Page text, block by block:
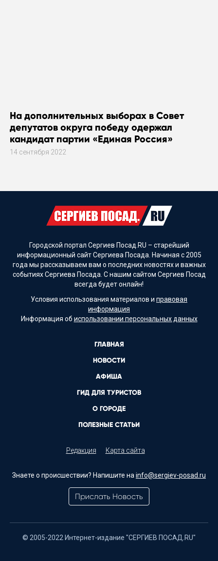
На дополнительных выборах в Совет
депутатов округа победу одержал
кандидат партии «Единая Россия»
14 сентября 2022
Городской портал Сергиев Посад.RU – старейший
информационный сайт Сергиева Посада. Начиная с 2005
года мы рассказываем вам о последних новостях и важных
событиях Сергиева Посада. С нашим сайтом Сергиев Посад
всегда будет онлайн!
Условия использования материалов и правовая
информация
Информация об использовании персональных данных
ГЛАВНАЯ
НОВОСТИ
АФИША
ГИД ДЛЯ ТУРИСТОВ
О ГОРОДЕ
ПОЛЕЗНЫЕ СТАТЬИ
Редакция Карта сайта
Знаете о происшествии? Напишите на info@sergiev-posad.ru
Прислать Новость
© 2005-2022 Интернет-издание "СЕРГИЕВ ПОСАД.RU"